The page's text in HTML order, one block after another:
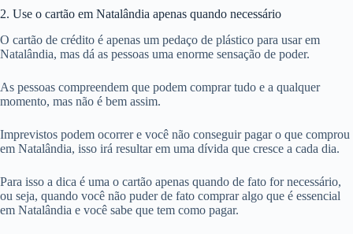
2. Use o cartão em Natalândia apenas quando necessário
O cartão de crédito é apenas um pedaço de plástico para usar em
Natalândia, mas dá as pessoas uma enorme sensação de poder.
As pessoas compreendem que podem comprar tudo e a qualquer
momento, mas não é bem assim.
Imprevistos podem ocorrer e você não conseguir pagar o que comprou
em Natalândia, isso irá resultar em uma dívida que cresce a cada dia.
Para isso a dica é uma o cartão apenas quando de fato for necessário,
ou seja, quando você não puder de fato comprar algo que é essencial
em Natalândia e você sabe que tem como pagar.